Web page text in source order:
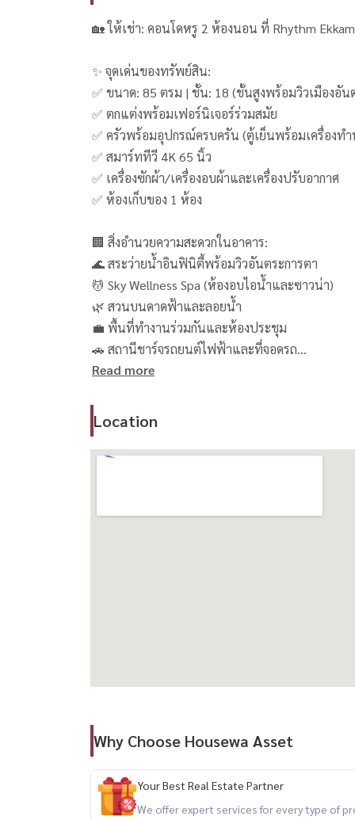
🏡 ให้เช่า: คอนโดหรู 2 ห้องนอน ที่ Rhythm
✨ จุดเด่นของทรัพย์สิน:
✅ ขนาด: 85 ตรม | ชั้น: 18 (ชั้นสูงพร้อมวิวเมื
✅ ตกแต่งพร้อมเฟอร์นิเจอร์ร่วมสมัย
✅ ครัวพร้อมอุปกรณ์ครบครัน (ตู้เย็นพร้อมเครื่องท
✅ สมาร์ททีวี 4K 65 นิ้ว
✅ เครื่องซักผ้า/เครื่องอบผ้าและเครื่องปรับอากาศ
✅ ห้องเก็บของ 1 ห้อง
🏢 สิ่งอำนวยความสะดวกในอาคาร:
🌊 สระว่ายน้ำอินฟินิตี้พร้อมวิวอันตระการตา
💆 Sky Wellness Spa (ห้องอบไอน้ำและซาวน่า)
🌿 สวนบนดาดฟ้าและลอยน้ำ
💼 พื้นที่ทำงานร่วมกันและห้องประชุม
🚗 สถานีชาร์จรถยนต์ไฟฟ้าและที่จอดรถ
🚌 รถรับส่งไปยัง BTS เอกมัย, BTS ทองหล่อ และบิ๊กซี
📍 ทำเลที่ตั้งดีเยี่ยม:
🌐 เว็บไซต์: www.housewathailand.com
#BangkokCondoForRent #EkkamaiCondo
#CondoForRent
Read more
Location
Why Choose Housewa Asset
Your Best Real Estate Partner
We offer expert services for every type of